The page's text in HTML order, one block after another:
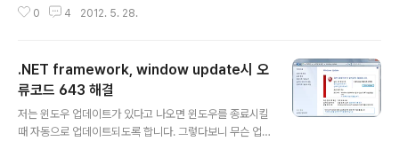
아래에 붙여넣기 해본다. ne..
다 없어졌더군요. 뭐 푼돈이긴 했지만 쪼렙인 저에게는 귀
록 설정하고, 그리고 컴퓨터에 해킹툴 감지 프로그램을 돌
려봤습니다. 나름 컴퓨터 관리에 신경쓴다고 했는데 해킹
이 됐다는 게 정말 자존심 상하는 일이었거든요. 안철수 연
구소에서 무료로 제공해주는 V3 GameHack Kill 라는
것을 사용해봤는데, 아무 것도 감지는 안되네요. 평소에 개
0 4 2012. 5. 28.
.NET framework, window update시 오
류코드 643 해결
저는 윈도우 업데이트가 있다고 나오면 윈도우를 종료시킬
때 자동으로 업데이트되도록 합니다. 그렇다보니 무슨 업